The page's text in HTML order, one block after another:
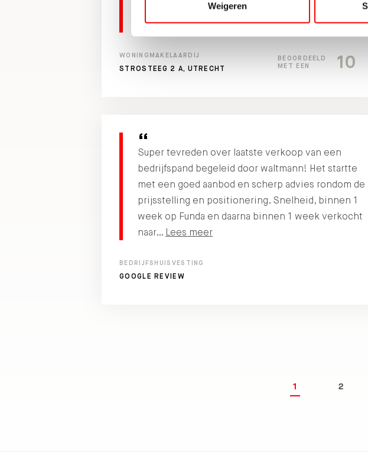
Weigeren
Rutger en het team bij de voorbereiding van…
Lees
meer
WONINGMAKELAARDIJ
STROSTEEG 2 A, UTRECHT
BEOORDEELD
MET EEN
10
Super tevreden over laatste verkoop van een
bedrijfspand begeleid door waltmann! Het startte
met een goed aanbod en scherp advies rondom de
prijsstelling en positionering. Snelheid, binnen 1
week op Funda en daarna binnen 1 week verkocht
naar… Lees meer
BEDRIJFSHUISVESTING
GOOGLE REVIEW
1 2